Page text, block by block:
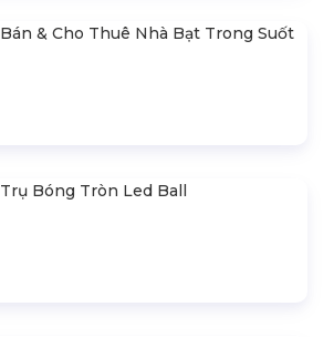
Bán & Cho Thuê Nhà Bạt Trong Suốt
Trụ Bóng Tròn Led Ball